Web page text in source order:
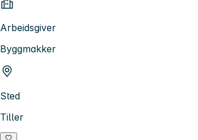
Arbeidsgiver
Byggmakker
Sted
Tiller